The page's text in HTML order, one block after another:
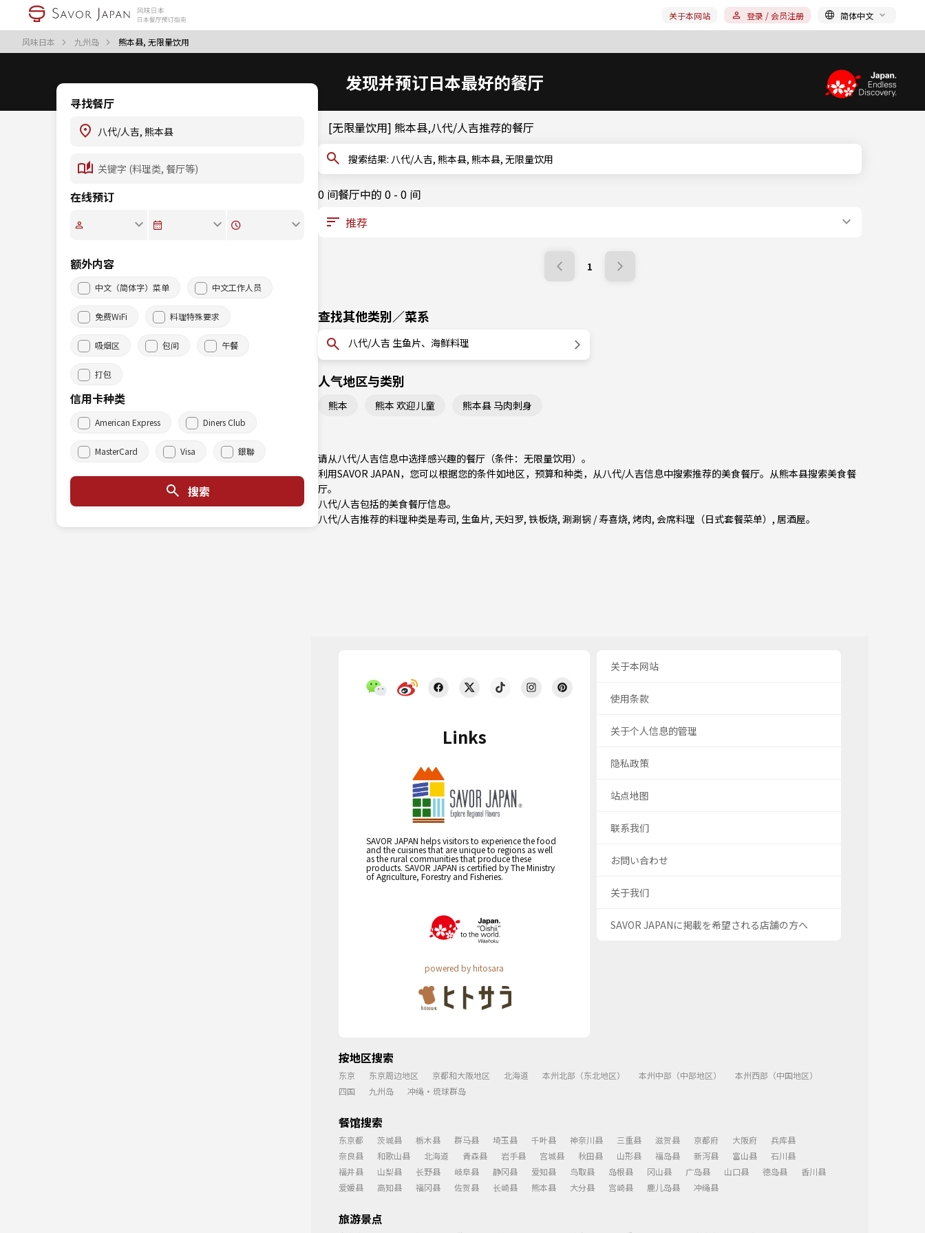
风味日本 九州岛 熊本县, 无限量饮用
关于本网站 登录 / 会员注册 简体中文
发现并预订日本最好的餐厅
寻找餐厅
在线预订
额外内容
中文（简体字）菜单 中文工作人员
免费WiFi 料理特殊要求
吸烟区 包间 午餐
打包
信用卡种类
American Express Diners Club
MasterCard Visa 銀聯
搜索
[无限量饮用] 熊本县,八代/人吉推荐的餐厅
搜索结果: 八代/人吉, 熊本县, 熊本县, 无限量饮用
0 间餐厅中的 0 - 0 间
1
查找其他类别／菜系
八代/人吉 生鱼片、海鲜料理
人气地区与类别
熊本 熊本 欢迎儿童 熊本县 马肉刺身
请从八代/人吉信息中选择感兴趣的餐厅（条件：无限量饮用）。
利用SAVOR JAPAN，您可以根据您的条件如地区，预算和种类，从八代/人吉信息中搜索推荐的美食餐厅。从熊本县搜索美食餐
厅。
八代/人吉包括的美食餐厅信息。
八代/人吉推荐的料理种类是寿司, 生鱼片, 天妇罗, 铁板烧, 涮涮锅 / 寿喜烧, 烤肉, 会席料理（日式套餐菜单） , 居酒屋。
Links
SAVOR JAPAN helps visitors to experience the food
and the cuisines that are unique to regions as well
as the rural communities that produce these
products. SAVOR JAPAN is certified by The Ministry
of Agriculture, Forestry and Fisheries.
powered by hitosara
关于本网站
使用条款
关于个人信息的管理
隐私政策
站点地图
联系我们
お問い合わせ
关于我们
SAVOR JAPANに掲載を希望される店舗の方へ
按地区搜索
东京 东京周边地区 京都和大阪地区 北海道 本州北部（东北地区） 本州中部（中部地区）
本州西部（中国地区）
四国
九州岛 冲绳・琉球群岛
餐馆搜索
东京都 茨城县 栃木县 群马县 埼玉县 千叶县 神奈川县 三重县 滋贺县 京都府 大阪府
兵库县
奈良县
和歌山县 北海道 青森县 岩手县 宫城县 秋田县 山形县 福岛县 新泻县 富山县
石川县
福井县
山梨县 长野县 岐阜县 静冈县 爱知县 鸟取县 岛根县 冈山县 广岛县 山口县 德岛县
香川县
爱媛县
高知县 福冈县 佐贺县 长崎县 熊本县 大分县 宫崎县 鹿儿岛县 冲绳县
旅游景点